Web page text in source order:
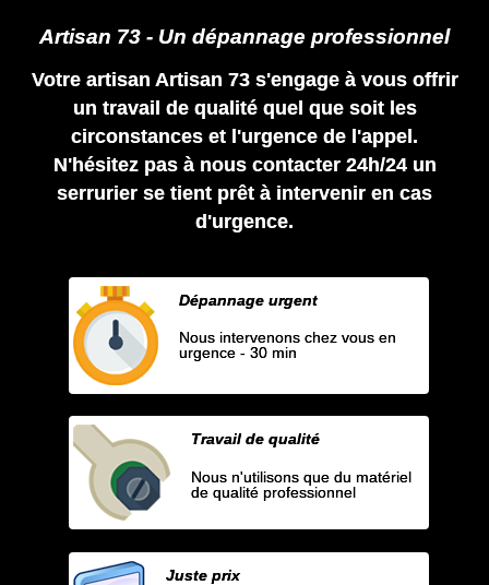
Artisan 73 - Un dépannage professionnel
Votre artisan Artisan 73 s'engage à vous offrir
un travail de qualité quel que soit les
circonstances et l'urgence de l'appel.
N'hésitez pas à nous contacter 24h/24 un
serrurier se tient prêt à intervenir en cas
d'urgence.
Dépannage urgent
Nous intervenons chez vous en
urgence - 30 min
Travail de qualité
Nous n'utilisons que du matériel
de qualité professionnel
Juste prix